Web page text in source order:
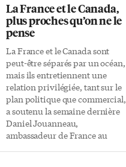
La France et le Canada,
plus proches qu’on ne le
pense
La France et le Canada sont
peut-être séparés par un océan,
mais ils entretiennent une
relation privilégiée, tant sur le
plan politique que commercial,
a soutenu la semaine dernière
Daniel Jouanneau,
ambassadeur de France au